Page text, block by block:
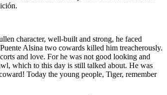
character, well-built and strong, he faced
Alsina two cowards killed him treacherously.
and love. For he was not good looking and
which to this day is still talked about. He was
Today the young people, Tiger, remember